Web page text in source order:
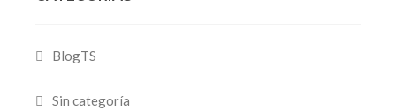
BlogTS
Sin categoría